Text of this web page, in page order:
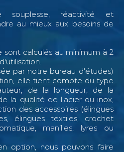
souplesse, réactivité et
au mieux aux besoins de
sont calculés au minimum à 2
par notre bureau d'études)
elle tient compte du type
de la longueur, de la
la qualité de l'acier ou inox,
des accessoires (élingues
élingues textiles, crochet
manilles, lyres ou
option, nous pouvons faire